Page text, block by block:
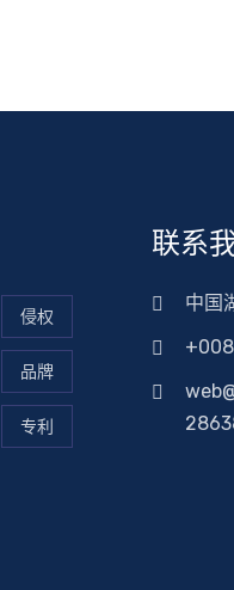
侵权
品牌
专利
联系
中国